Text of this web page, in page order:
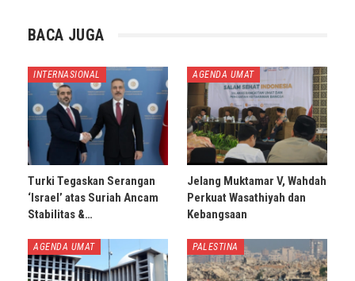
BACA JUGA
INTERNASIONAL
Turki Tegaskan Serangan
‘Israel’ atas Suriah Ancam
Stabilitas &…
AGENDA UMAT
Jelang Muktamar V, Wahdah
Perkuat Wasathiyah dan
Kebangsaan
AGENDA UMAT PALESTINA